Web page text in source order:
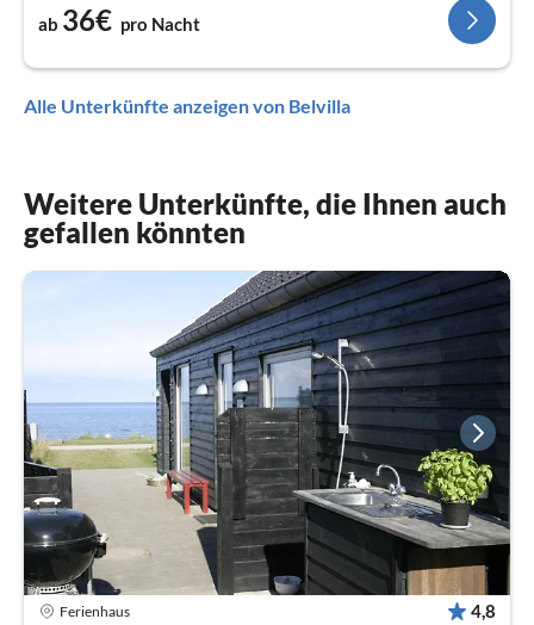
ab 36€ pro Nacht
Alle Unterkünfte anzeigen von Belvilla
Weitere Unterkünfte, die Ihnen auch
gefallen könnten
Ferienhaus 4,8